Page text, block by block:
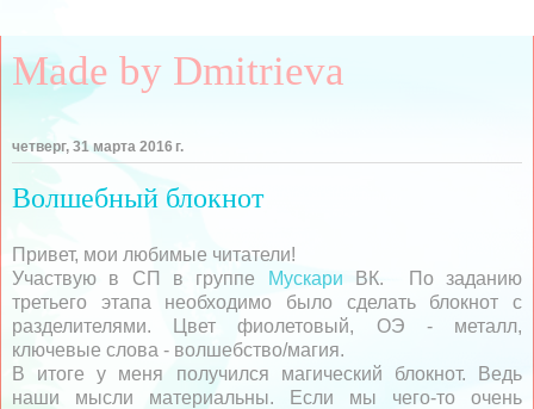
Made by Dmitrieva
четверг, 31 марта 2016 г.
Волшебный блокнот
Привет, мои любимые читатели!
Участвую в СП в группе
Мускари ВК. По заданию
третьего этапа необходимо было сделать блокнот с
разделителями. Цвет фиолетовый, ОЭ - металл,
ключевые слова - волшебство/магия.
В итоге у меня получился магический блокнот. Ведь
наши мысли материальны. Если мы чего-то очень